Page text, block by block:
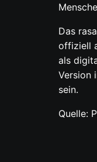
Das
offiziell
als
Version
sein.
Quelle: